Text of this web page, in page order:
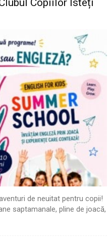
Copiilor Isteți
de neuitat pentru copii!
saptamanale, pline de joacă,